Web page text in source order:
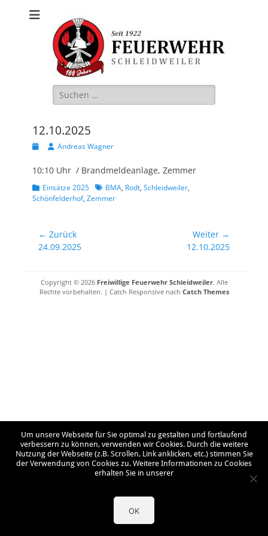
Feuerwehr
Schleidweiler
Suche
nach:
12.10.2025
Veröffentlicht
AutorAndreas Wagner
10:10 Uhr / Brandmeldeanlage, Zemmer
Kategorien
Einsätze 2025 Schlagworte
BMA, Rodt, Schleidweiler,
Schönfelderhof, Zemmer
Beitragsnavigation
← Zurück
Vorheriger
24.09.2025
Weiter →
12.10.2025
Copyright © 2026 Freiwillige Feuerwehr Schleidweiler. Alle
Rechte vorbehalten. | Catch Responsive nach Catch Themes
Um unsere Webseite für Sie optimal zu gestalten und fortlaufend
verbessern zu können, verwenden wir Cookies. Durch die weitere
Nutzung der Webseite (z.B. Scrollen, Link anklicken, etc.) stimmen Sie
der Verwendung von Cookies zu. Weitere Informationen zu Cookies
erhalten Sie in unserer
OK